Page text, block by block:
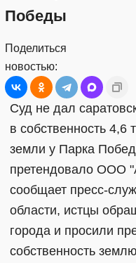
Победы
Поделиться
новостью:
Суд не дал
в собственность 4,6
земли у Парка
претендовало ООО
сообщает пресс-
области, истцы
города и просили
собственность